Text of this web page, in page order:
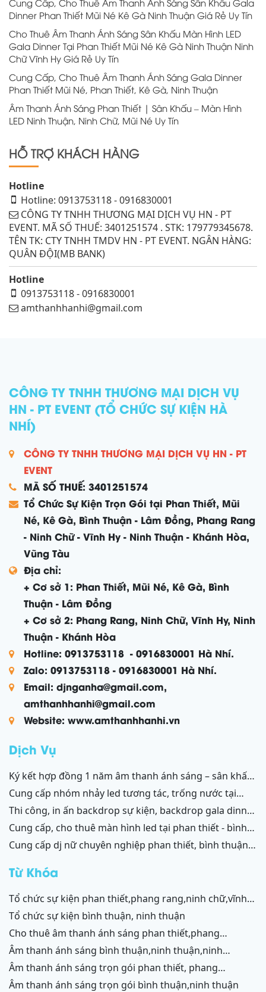
Cung Cấp, Cho Thuê Âm Thanh Ánh Sáng Sân Khấu Gala
Dinner Phan Thiết Mũi Né Kê Gà Ninh Thuận Giá Rẻ Uy Tín
Cho Thuê Âm Thanh Ánh Sáng Sân Khấu Màn Hình LED
Gala Dinner Tại Phan Thiết Mũi Né Kê Gà Ninh Thuận Ninh
Chữ Vĩnh Hy Giá Rẻ Uy Tín
Cung Cấp, Cho Thuê Âm Thanh Ánh Sáng Gala Dinner
Phan Thiết Mũi Né, Phan Thiết, Kê Gà, Ninh Thuận
Âm Thanh Ánh Sáng Phan Thiết | Sân Khấu – Màn Hình
LED Ninh Thuận, Ninh Chữ, Mũi Né Uy Tín
HỖ TRỢ KHÁCH HÀNG
Hotline
Hotline: 0913753118 - 0916830001
CÔNG TY TNHH THƯƠNG MẠI DỊCH VỤ HN - PT
EVENT. MÃ SỐ THUẾ: 3401251574 . STK: 179779345678.
TÊN TK: CTY TNHH TMDV HN - PT EVENT. NGÂN HÀNG:
QUÂN ĐỘI(MB BANK)
Hotline
0913753118 - 0916830001
amthanhhanhi@gmail.com
CÔNG TY TNHH THƯƠNG MẠI DỊCH VỤ
HN - PT EVENT (TỔ CHỨC SỰ KIỆN HÀ
NHÍ)
CÔNG TY TNHH THƯƠNG MẠI DỊCH VỤ HN - PT
EVENT
MÃ SỐ THUẾ: 3401251574
Tổ Chức Sự Kiện Trọn Gói tại Phan Thiết, Mũi
Né, Kê Gà, Bình Thuận - Lâm Đồng, Phang Rang
- Ninh Chữ - Vĩnh Hy - Ninh Thuận - Khánh Hòa,
Vũng Tàu
Địa chỉ:
+ Cơ sở 1: Phan Thiết, Mũi Né, Kê Gà, Bình
Thuận - Lâm Đồng
+ Cơ sở 2: Phang Rang, Ninh Chữ, Vĩnh Hy, Ninh
Thuận - Khánh Hòa
Hotline: 0913753118 - 0916830001 Hà Nhí.
Zalo: 0913753118 - 0916830001 Hà Nhí.
Email: djnganha@gmail.com,
amthanhhanhi@gmail.com
Website: www.amthanhhanhi.vn
Dịch Vụ
ký kết hợp đồng 1 năm âm thanh ánh sáng – sân khấu
resort mũi né, tiến thành, kê gà, phan thiết, ninh thuận
cung cấp nhóm nhảy led tương tác, trống nước tại
ninh thuận – bình thuận
thi công, in ấn backdrop sự kiện, backdrop gala dinner,
backdrop team building, backdrop cánh gà, chữ nổi
3d, chữ nổi từ formex, chữ nổi hộp đèn led và ốp alu
phan thiết, bình thuận - ninh thuận - ninh chữ - phan
cung cấp, cho thuê màn hình led tại phan thiết - bình
thuận, ninh thuận - ninh chữ - phang rang
cung cấp dj nữ chuyên nghiệp phan thiết, bình thuận;
Từ Khóa
tổ chức sự kiện phan thiết,phang rang,ninh chữ,vĩnh
hy,cam ranh
tổ chức sự kiện bình thuận, ninh thuận
cho thuê âm thanh ánh sáng phan thiết,phang
rang,ninh chữ,vĩnh hy,cam ranh
âm thanh ánh sáng bình thuận,ninh thuận,ninh
chữ,vĩnh hy,cam ranh
âm thanh ánh sáng trọn gói phan thiết, phang
rang,cam ranh
âm thanh ánh sáng trọn gói bình thuận,ninh thuận